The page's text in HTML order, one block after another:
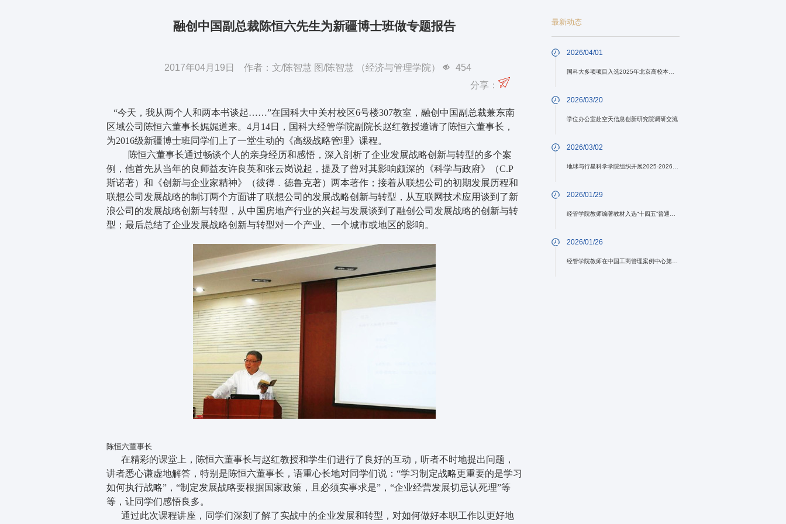
融创中国副总裁陈恒六先生为新疆博士班做专题报告
2017年04月19日 作者：文/陈智慧 图/陈智慧 （经济与管理学院）
454
分享：
“今天，我从两个人和两本书谈起……”在国科大中关村校区6号楼307教室，融创中国副总裁兼东南
区域公司陈恒六董事长娓娓道来。4月14日，国科大经管学院副院长赵红教授邀请了陈恒六董事长，
为2016级新疆博士班同学们上了一堂生动的《高级战略管理》课程。
陈恒六董事长通过畅谈个人的亲身经历和感悟，深入剖析了企业发展战略创新与转型的多个案
例，他首先从当年的良师益友许良英和张云岗说起，提及了曾对其影响颇深的《科学与政府》（C.P
斯诺著）和《创新与企业家精神》（彼得﹒德鲁克著）两本著作；接着从联想公司的初期发展历程和
联想公司发展战略的制订两个方面讲了联想公司的发展战略创新与转型，从互联网技术应用谈到了新
浪公司的发展战略创新与转型，从中国房地产行业的兴起与发展谈到了融创公司发展战略的创新与转
型；最后总结了企业发展战略创新与转型对一个产业、一个城市或地区的影响。
陈恒六董事长
在精彩的课堂上，陈恒六董事长与赵红教授和学生们进行了良好的互动，听者不时地提出问题，
讲者悉心谦虚地解答，特别是陈恒六董事长，语重心长地对同学们说：“学习制定战略更重要的是学习
如何执行战略”，“制定发展战略要根据国家政策，且必须实事求是”，“企业经营发展切忌认死理”等
等，让同学们感悟良多。
通过此次课程讲座，同学们深刻了解了实战中的企业发展和转型，对如何做好本职工作以更好地
最新动态
2026/04/01
国科大多项项目入选2025年北京高校本科教学建设项目
2026/03/20
学位办公室赴空天信息创新研究院调研交流
2026/03/02
地球与行星科学学院组织开展2025-2026学年春季学期新开课、开新课授课教师试讲会
2026/01/29
经管学院教师编著教材入选“十四五”普通高等教育本科国家级规划教材名单
2026/01/26
经管学院教师在中国工商管理案例中心第八届“卓越开发者”案例大奖赛中获得佳绩